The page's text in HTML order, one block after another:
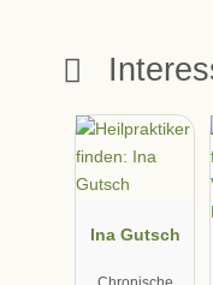
Ina Gutsch